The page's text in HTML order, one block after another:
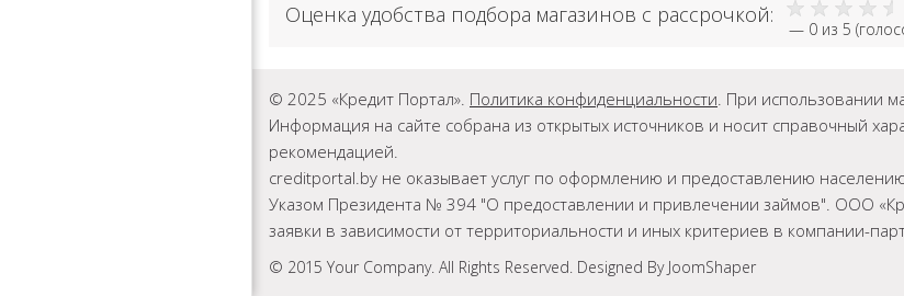
Оценка удобства подбора магазинов с рассрочкой:
— 0 из 5
© 2025 «Кредит Портал». Политика конфиденциальности. При использовании
Информация на сайте собрана из открытых источников и носит справочный
рекомендацией.
creditportal.by не оказывает услуг по оформлению и предоставлению
Указом Президента № 394 "О предоставлении и привлечении займов". ООО
заявки в зависимости от территориальности и иных критериев в компании-
© 2015 Your Company. All Rights Reserved. Designed By JoomShaper